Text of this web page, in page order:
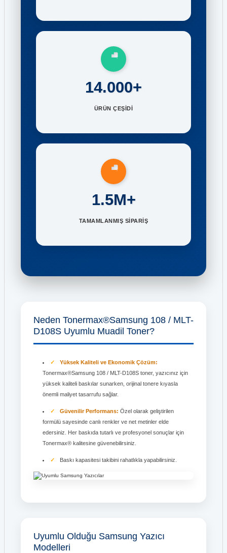
14.000+
ÜRÜN ÇEŞİDİ
1.5M+
TAMAMLANMIŞ SİPARİŞ
Neden Tonermax®Samsung 108 / MLT-
D108S Uyumlu Muadil Toner?
Yüksek Kaliteli ve Ekonomik Çözüm:
Tonermax®Samsung 108 / MLT-D108S toner, yazıcınız için
yüksek kaliteli baskılar sunarken, orijinal tonere kıyasla
önemli maliyet tasarrufu sağlar.
Güvenilir Performans: Özel olarak geliştirilen
formülü sayesinde canlı renkler ve net metinler elde
edersiniz. Her baskıda tutarlı ve profesyonel sonuçlar için
Tonermax® kalitesine güvenebilirsiniz.
Baskı kapasitesi takibini rahatlıkla yapabilirsiniz.
Uyumlu Olduğu Samsung Yazıcı
Modelleri